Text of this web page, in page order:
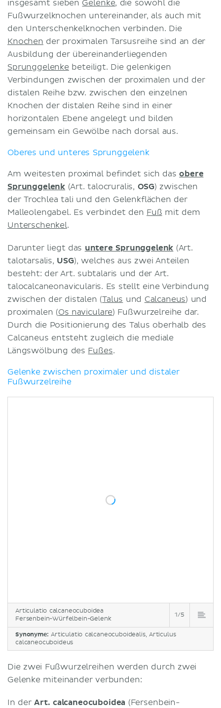
insgesamt sieben Gelenke, die sowohl die
Fußwurzelknochen untereinander, als auch mit
den Unterschenkelknochen verbinden. Die
Knochen der proximalen Tarsusreihe sind an der
Ausbildung der übereinanderliegenden
Sprunggelenke beteiligt. Die gelenkigen
Verbindungen zwischen der proximalen und der
distalen Reihe bzw. zwischen den einzelnen
Knochen der distalen Reihe sind in einer
horizontalen Ebene angelegt und bilden
gemeinsam ein Gewölbe nach dorsal aus.
Oberes und unteres Sprunggelenk
Am weitesten proximal befindet sich dasobere
Sprunggelenk (Art. talocruralis, OSG) zwischen
der Trochlea tali und den Gelenkflächen der
Malleolengabel. Es verbindet den Fuß mit dem
Unterschenkel.
Darunter liegt das untere Sprunggelenk (Art.
talotarsalis, USG), welches aus zwei Anteilen
besteht: der Art. subtalaris und der Art.
talocalcaneonavicularis. Es stellt eine Verbindung
zwischen der distalen (Talus und Calcaneus) und
proximalen (Os naviculare) Fußwurzelreihe dar.
Durch die Positionierung des Talus oberhalb des
Calcaneus entsteht zugleich die mediale
Längswölbung des Fußes.
Gelenke zwischen proximaler und distaler
Fußwurzelreihe
Articulatio calcaneocuboidea
Fersenbein-Würfelbein-Gelenk
1/5
Synonyme: Articulatio calcaneocuboidealis, Articulus
calcaneocuboideus
Die zwei Fußwurzelreihen werden durch zwei
Gelenke miteinander verbunden:
In derArt. calcaneocuboidea (Fersenbein-